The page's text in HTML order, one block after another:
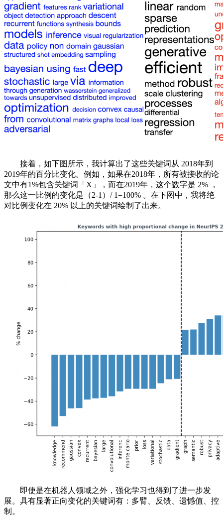
接着，如下图所示，我计算出了这些关键词从 2018年到
2019年的百分比变化。例如，如果在2018年，所有被接收的论
文中有1%包含关键词「X」，而在2019年，这个数字是 2% ，
那么这一比例的变化是（2-1）/ 1=100% 。在下图中，我将绝
对比例变化在 20% 以上的关键词绘制了出来。
即使是在机器人领域之外，强化学习也得到了进一步发
展。具有显著正向变化的关键词有：多臂、反馈、遗憾值、控
制。